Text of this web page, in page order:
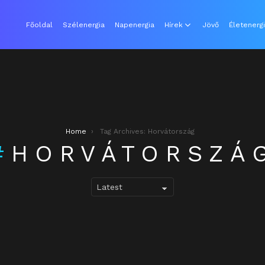
Főoldal Szélenergia Napenergia Hírek Jövő
Home Tag Archives: Horvátország